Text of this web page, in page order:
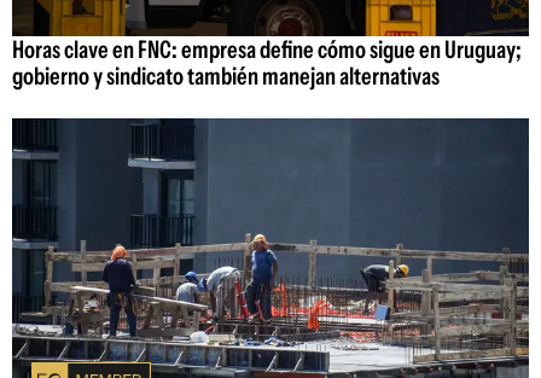
Horas clave en FNC: empresa define cómo sigue en Uruguay;
gobierno y sindicato también manejan alternativas